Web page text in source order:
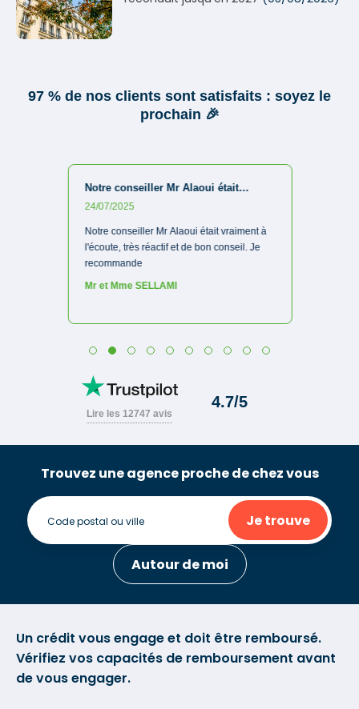
Trouvez une agence proche de chez vous
Je trouve
Autour de moi
Un crédit vous engage et doit être remboursé.
Vérifiez vos capacités de remboursement avant
de vous engager.